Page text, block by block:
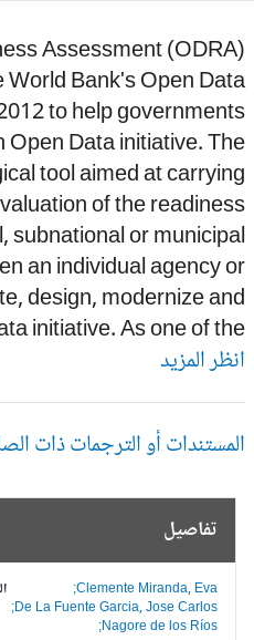
Assessment
World Bank's Open
2012 to help
Open Data initiative.
tool aimed at
of the
subnational or
an individual agency
design, modernize
initiative. As one of
المزيد
أو الترجمات ذات الصلة
تفاصيل
Clemente Miranda, Eva;
De La Fuente Garcia, Jose Carlos;
Nagore de los Ríos;